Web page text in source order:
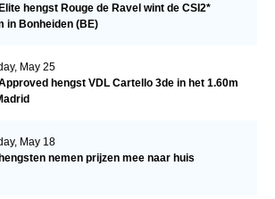
hengst Rouge de Ravel wint de CSI2*
in Bonheiden (BE)
May 25
hengst VDL Cartello 3de in het 1.60m
May 18
nemen prijzen mee naar huis